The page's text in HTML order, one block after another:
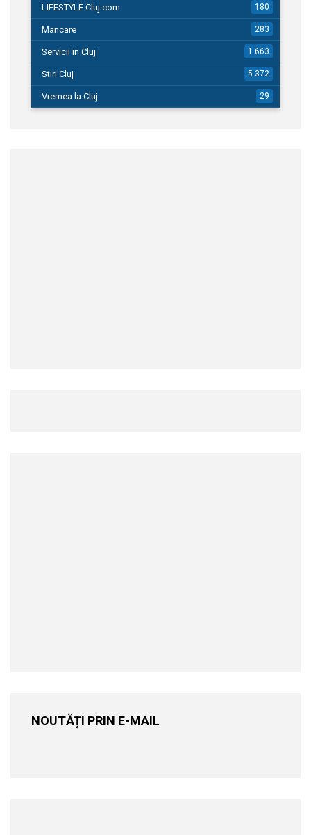
LIFESTYLE Cluj.com 180
Mancare 283
Servicii in Cluj 1.663
Stiri Cluj 5.372
Vremea la Cluj 29
NOUTĂȚI PRIN E-MAIL